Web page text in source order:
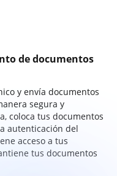
de documentos
y envía documentos
segura y
coloca tus documentos
autenticación del
acceso a tus
tus documentos